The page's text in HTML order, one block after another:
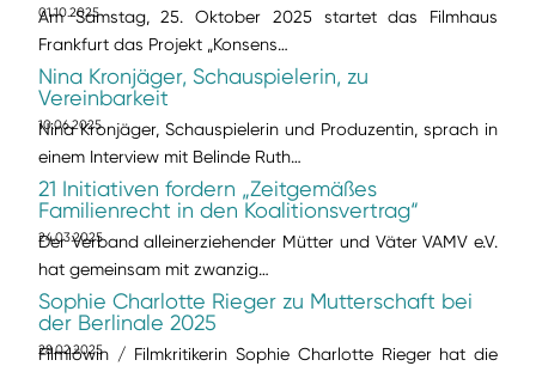
01.10.2025
Am Samstag, 25. Oktober 2025 startet das Filmhaus
Frankfurt das Projekt „Konsens…
Nina Kronjäger, Schauspielerin, zu
Vereinbarkeit
10.06.2025
Nina Kronjäger, Schauspielerin und Produzentin, sprach in
einem Interview mit Belinde Ruth…
21 Initiativen fordern „Zeitgemäßes
Familienrecht in den Koalitionsvertrag“
24.03.2025
Der Verband alleinerziehender Mütter und Väter VAMV e.V.
hat gemeinsam mit zwanzig…
Sophie Charlotte Rieger zu Mutterschaft bei
der Berlinale 2025
28.02.2025
Filmlöwin / Filmkritikerin Sophie Charlotte Rieger hat die